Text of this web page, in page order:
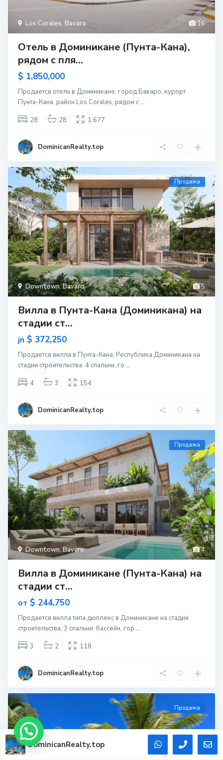
16
Los Corales, Bavaro
Отель в Доминикане (Пунта-Кана),
рядом с пля...
$ 1,850,000
Продается отель в Доминикане, город Баваро, курорт
Пунта-Кана, район Los Corales, рядом с...
28
28 1.677
DominicanRealty.top
5
Downtown,Bavaro
Продажа
Вилла в Пунта-Кана (Доминикана) на
стадии ст...
jn $ 372,250
Продается вилла в Пунта-Кана, Республика Доминикана на
стадии строительcтва: 4 спальни, го ...
4
3 154
DominicanRealty.top
4
Downtown, Bavaro
Продажа
Вилла в Доминикане (Пунта-Кана) на
стадии ст...
от $ 244,750
Продается вилла типа дюплекс в Доминикане на стадии
строительcтва: 3 спальни, бассейн, гор ...
3
2 118
DominicanRealty.top
Продажа
DominicanRealty.top